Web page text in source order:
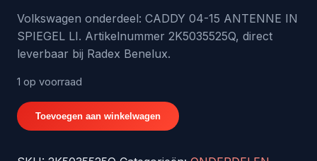
prijs
was:
prijs
is:
Volkswagen onderdeel: CADDY 04-15 ANTENNE IN
SPIEGEL LI. Artikelnummer 2K5035525Q, direct
leverbaar bij Radex Benelux.
1 op voorraad
CADDY
04-
Toevoegen aan winkelwagen